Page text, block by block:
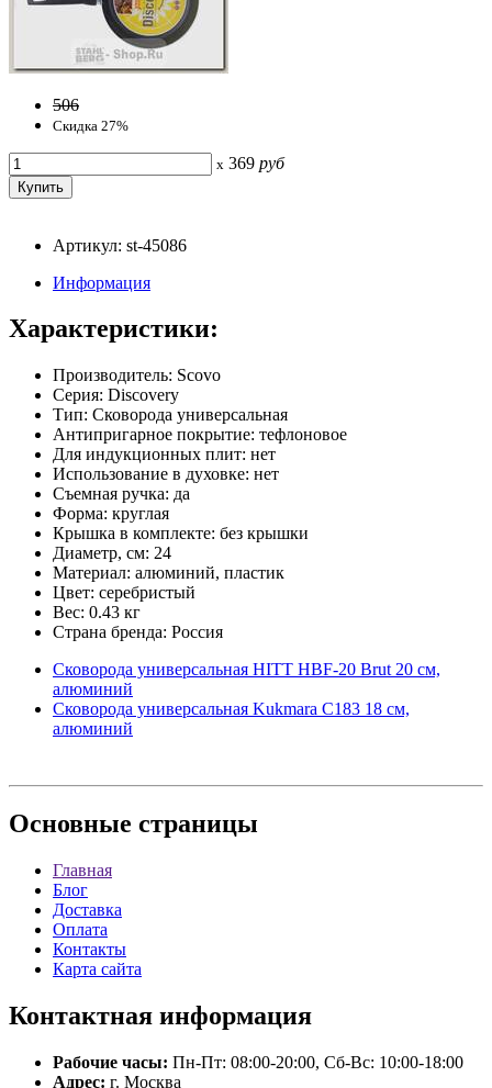
506
Скидка 27%
x 369 руб
Артикул: st-45086
Информация
Характеристики:
Производитель: Scovo
Серия: Discovery
Тип: Сковорода универсальная
Антипригарное покрытие: тефлоновое
Для индукционных плит: нет
Использование в духовке: нет
Съемная ручка: да
Форма: круглая
Крышка в комплекте: без крышки
Диаметр, см: 24
Материал: алюминий, пластик
Цвет: серебристый
Вес: 0.43 кг
Страна бренда: Россия
Сковорода универсальная HITT HBF-20 Brut 20 см,
алюминий
Сковорода универсальная Kukmara С183 18 см,
алюминий
Основные страницы
Главная
Блог
Доставка
Оплата
Контакты
Карта сайта
Контактная информация
Рабочие часы: Пн-Пт: 08:00-20:00, Сб-Вс: 10:00-18:00
Адрес: г. Москва